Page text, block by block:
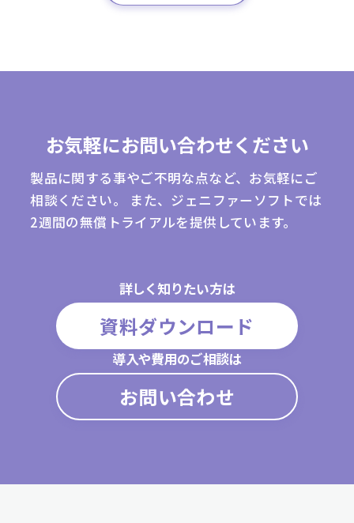
お気軽にお問い合わせください
製品に関する事やご不明な点など、お気軽にご
相談ください。
また、ジェニファーソフトでは
2週間の無償トライアルを提供しています。
詳しく知りたい方は
資料ダウンロード
導入や費用のご相談は
お問い合わせ